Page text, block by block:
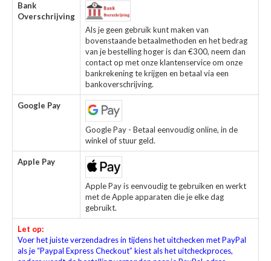
Bank
Overschrijving
Als je geen gebruik kunt maken van
bovenstaande betaalmethoden en het bedrag
van je bestelling hoger is dan €300, neem dan
contact op met onze klantenservice om onze
bankrekening te krijgen en betaal via een
bankoverschrijving.
Google Pay
Google Pay - Betaal eenvoudig online, in de
winkel of stuur geld.
Apple Pay
Apple Pay is eenvoudig te gebruiken en werkt
met de Apple apparaten die je elke dag
gebruikt.
Let op:
Voer het juiste verzendadres in tijdens het uitchecken met PayPal
als je “Paypal Express Checkout” kiest als het uitcheckproces,